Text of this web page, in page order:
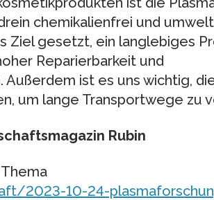
chemikalienfrei und
Ziel gesetzt, ein langlebiges
Reparierbarkeit und
ist es uns wichtig,
um lange Transportwege zu
Rubin
2023-10-24-